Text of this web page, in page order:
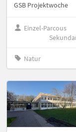
GSB Projektwoche
Einzel-Parcous
Natur